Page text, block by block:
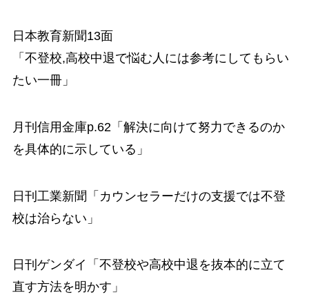
日本教育新聞13面
「不登校,高校中退で悩む人には参考にしてもらい
たい一冊」
月刊信用金庫p.62「解決に向けて努力できるのか
を具体的に示している」
日刊工業新聞「カウンセラーだけの支援では不登
校は治らない」
日刊ゲンダイ「不登校や高校中退を抜本的に立て
直す方法を明かす」